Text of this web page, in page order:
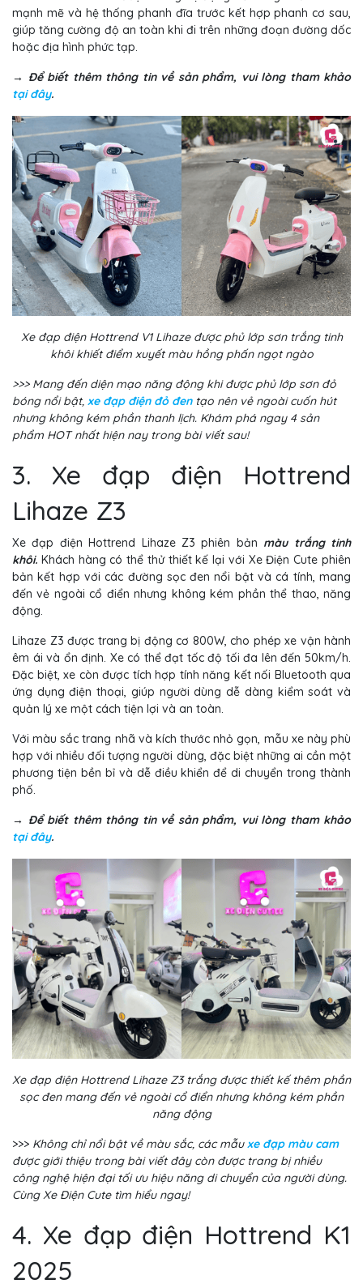
mạnh mẽ và hệ thống phanh đĩa trước kết hợp phanh cơ sau,
giúp tăng cường độ an toàn khi đi trên những đoạn đường dốc
hoặc địa hình phức tạp.
→ Để biết thêm thông tin về sản phẩm, vui lòng tham khảo
tại đây.
Xe đạp điện Hottrend V1 Lihaze được phủ lớp sơn trắng tinh
khôi khiết điểm xuyết màu hồng phấn ngọt ngào
>>> Mang đến diện mạo năng động khi được phủ lớp sơn đỏ
bóng nổi bật, xe đạp điện đỏ đentạo nên vẻ ngoài cuốn hút
nhưng không kém phần thanh lịch. Khám phá ngay 4 sản
phẩm HOT nhất hiện nay trong bài viết sau!
3. Xe đạp điện Hottrend
Lihaze Z3
Xe đạp điện Hottrend Lihaze Z3 phiên bản màu trắng tinh
khôi. Khách hàng có thể thử thiết kế lại với Xe Điện Cute phiên
bản kết hợp với các đường sọc đen nổi bật và cá tính, mang
đến vẻ ngoài cổ điển nhưng không kém phần thể thao, năng
động.
Lihaze Z3 được trang bị động cơ 800W, cho phép xe vận hành
êm ái và ổn định. Xe có thể đạt tốc độ tối đa lên đến 50km/h.
Đặc biệt, xe còn được tích hợp tính năng kết nối Bluetooth qua
ứng dụng điện thoại, giúp người dùng dễ dàng kiểm soát và
quản lý xe một cách tiện lợi và an toàn.
Với màu sắc trang nhã và kích thước nhỏ gọn, mẫu xe này phù
hợp với nhiều đối tượng người dùng, đặc biệt những ai cần một
phương tiện bền bỉ và dễ điều khiển để di chuyển trong thành
phố.
→ Để biết thêm thông tin về sản phẩm, vui lòng tham khảo
tại đây.
Xe đạp điện Hottrend Lihaze Z3 trắng được thiết kế thêm phần
sọc đen mang đến vẻ ngoài cổ điển nhưng không kém phần
năng động
>>> Không chỉ nổi bật về màu sắc, các mẫuxe đạp màu cam
được giới thiệu trong bài viết đây còn được trang bị nhiều
công nghệ hiện đại tối ưu hiệu năng di chuyển của người dùng.
Cùng Xe Điện Cute tìm hiểu ngay!
4. Xe đạp điện Hottrend K1
2025